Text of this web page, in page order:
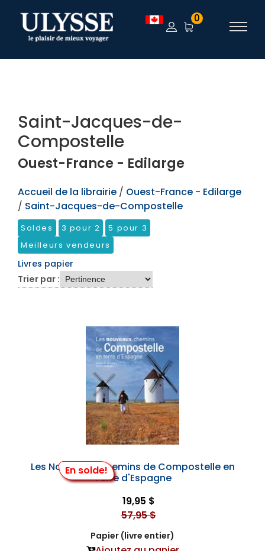
TEST 0
Saint-Jacques-de-
Compostelle
Ouest-France - Edilarge
Accueil de la librairie / Ouest-France - Edilarge
/ Saint-Jacques-de-Compostelle
Soldes 3 pour 2
5 pour 3
Meilleurs vendeurs
Livres papier
Trier par :
En solde!
Les Nouveaux Chemins de Compostelle en
Terre d'Espagne
19,95 $
57,95 $
Papier (livre entier)